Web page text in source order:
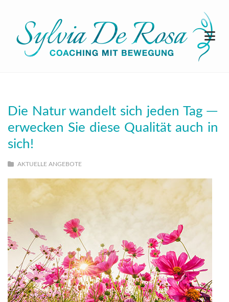
Die Natur wandelt sich jeden Tag ─
erwecken Sie diese Qualität auch in
sich!
AKTUELLE ANGEBOTE